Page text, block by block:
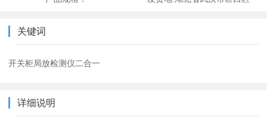
关键词
开关柜局放检测仪二合一
详细说明